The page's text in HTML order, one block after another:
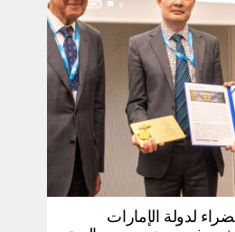
لدولة الإمارات